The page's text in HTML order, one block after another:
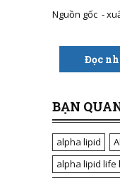
Nguồn gốc -
Đọc
BẠN
alpha lipid
alpha lipid life